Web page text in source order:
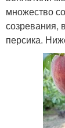
множество
созревания,
персика.